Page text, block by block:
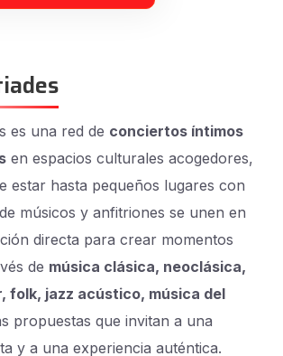
es una red de conciertos íntimos
en espacios culturales acogedores,
estar hasta pequeños lugares con
músicos y anfitriones se unen en
directa para crear momentos
de música clásica, neoclásica,
folk, jazz acústico, música del
propuestas que invitan a una
y a una experiencia auténtica.